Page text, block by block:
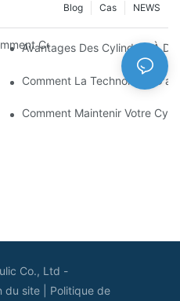
NEWS
Cas
Blog
Cela Fonctionne &
Avantages Des Cylindres À
Réduction De L'impact &
Comment La Technologie
Charrue De Neige:
Comment Maintenir Votre
Co., Ltd -
du site Politique de